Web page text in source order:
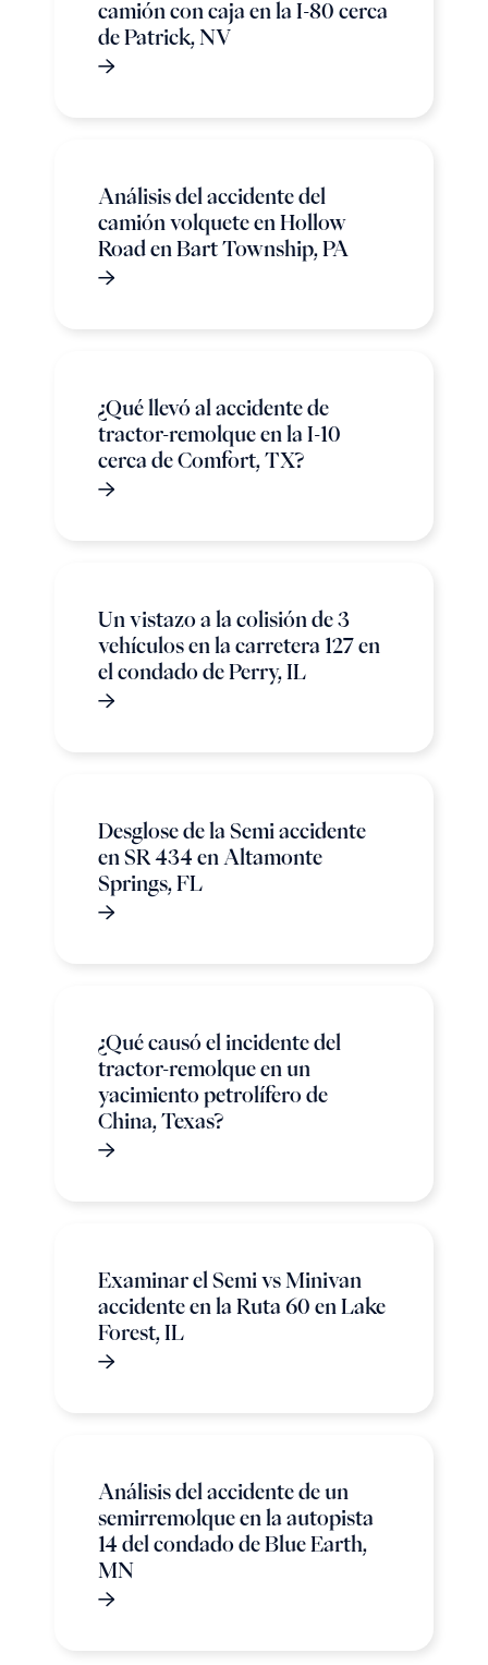
camión con caja en la I-80 cerca
de Patrick, NV
Análisis del accidente del
camión volquete en Hollow
Road en Bart Township, PA
¿Qué llevó al accidente de
tractor-remolque en la I-10
cerca de Comfort, TX?
Un vistazo a la colisión de 3
vehículos en la carretera 127 en
el condado de Perry, IL
Desglose de la Semi accidente
en SR 434 en Altamonte
Springs, FL
¿Qué causó el incidente del
tractor-remolque en un
yacimiento petrolífero de
China, Texas?
Examinar el Semi vs Minivan
accidente en la Ruta 60 en Lake
Forest, IL
Análisis del accidente de un
semirremolque en la autopista
14 del condado de Blue Earth,
MN